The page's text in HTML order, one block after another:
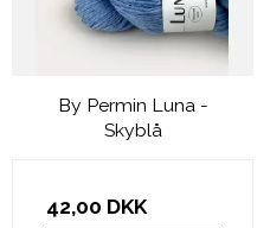
By Permin Luna -
Skyblå
42,00 DKK